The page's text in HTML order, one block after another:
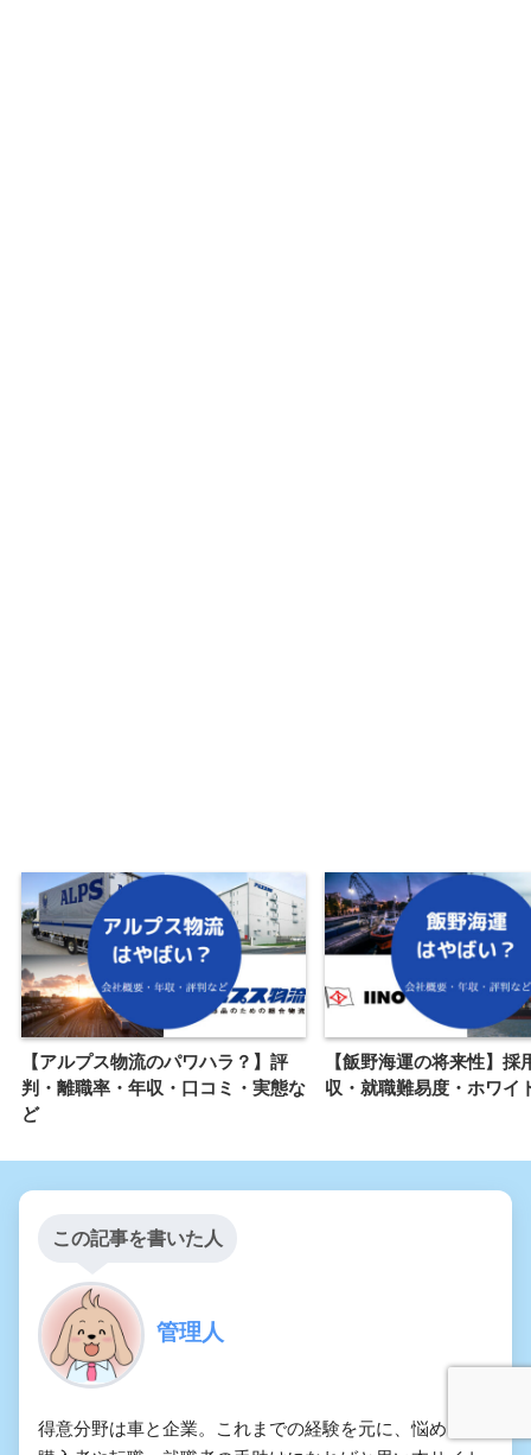
【アルプス物流のパワハラ？】評
判・離職率・年収・口コミ・実態な
ど
【飯野海運の将来性】採
収・就職難易度・ホワイ
この記事を書いた人
管理人
得意分野は車と企業。これまでの経験を元に、悩める車